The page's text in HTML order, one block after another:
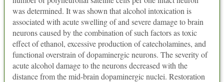
was determined. It was shown that alcohol intoxication is
associated with acute swelling of and severe damage to brain
neurons caused by the combination of such factors as toxic
effect of ethanol, excessive production of catecholamines, and
functional overstrain of dopaminergic neurons. The severity of
acute alcohol damage to the neurons decreased with the
distance from the mid-brain dopaminergic nuclei. Restoration